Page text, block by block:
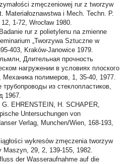
zmęczeniowej rur z tworzyw
i Mech. Techn. P.
1-72, Wrocław 1980.
rur z polietylenu na zmienne
„Tworzywa Sztuczne w
403, Kraków-Janowice 1979.
Длительная прочность
нагружении в условиях плоского
Механика полимеров, 1, 35-40, 1977.
из стеклопластиков,
1967.
EHRENSTEIN, H. SCHAPER,
Untersuchungen von
Verlag, Munchen/Wien, 168-193,
wykresów zmęczenia tworzyw
29, 2, 139-155, 1982.
der Wasseraufnahme auf die